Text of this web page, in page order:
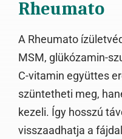
Rheumato
A Rheumato
MSM, glükózamin-
C-vitamin együttes
szüntetheti meg,
kezeli. Így hosszú
visszaadhatja a